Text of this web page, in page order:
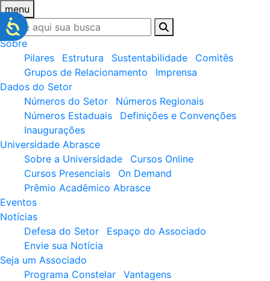
menu
Sobre
Pilares
Estrutura Sustentabilidade
Comitês
Grupos de Relacionamento
Imprensa
Dados do Setor
Números do Setor
Números Regionais
Números Estaduais
Definições e Convenções
Inaugurações
Universidade Abrasce
Sobre a Universidade
Cursos Online
Cursos Presenciais
On Demand
Prêmio Acadêmico Abrasce
Eventos
Notícias
Defesa do Setor
Espaço do Associado
Envie sua Notícia
Seja um Associado
Programa Constelar
Vantagens